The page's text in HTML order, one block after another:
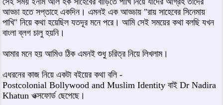
আড্ডা হতে সপ্তাহে একদিন। এমনই এক আড্ডায় "রায় সাহেবের সিনেমায়
পাখি" নিয়ে কথা হয়েছিল যতদূর মনে পরে। আমি সেই সময়ের কথা বলছি যখন
বাংলা ব্লগ চালু হয়নি।
আমার মনে হয় আমিও ঠিক এমনই শুধু চরিত্র নিয়ে লিখলাম।
এধরনের কাজ নিয়ে একটা বইয়ের কথা বলি -
Postcolonial Bollywood and Muslim Identity বাই Dr Nadira
Khatun ওক্সফোর্ড ছেপেছে।